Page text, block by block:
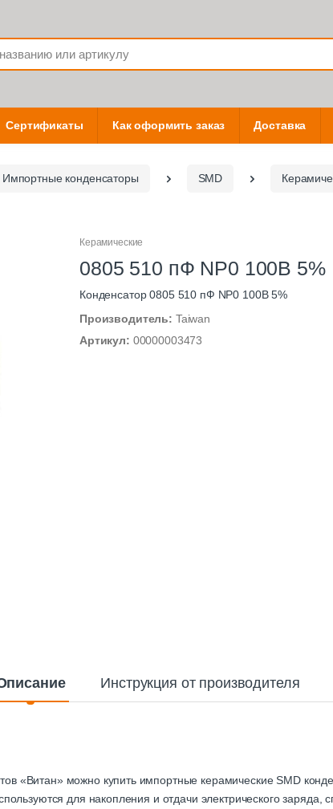
Сертификаты Как оформить заказ Доставка
Импортные конденсаторы SMD
Керамические
0805 510 пФ NP0 100В 5%
Конденсатор 0805 510 пФ NP0 100В 5%
Производитель: Taiwan
Артикул: 00000003473
Инструкция от производителя
«Витан» можно купить импортные керамические SMD
для накопления и отдачи электрического заряда,